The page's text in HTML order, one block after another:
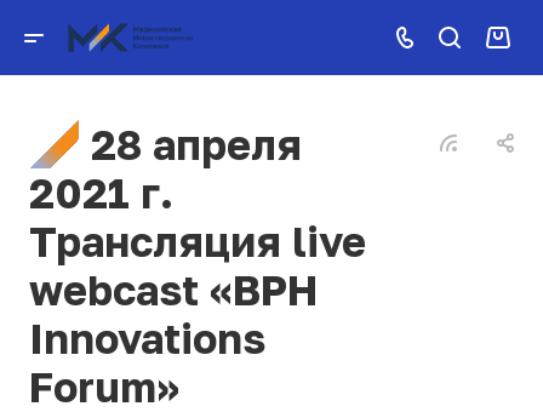
28 апреля
2021 г.
Трансляция live
webcast «BPH
Innovations
Forum»